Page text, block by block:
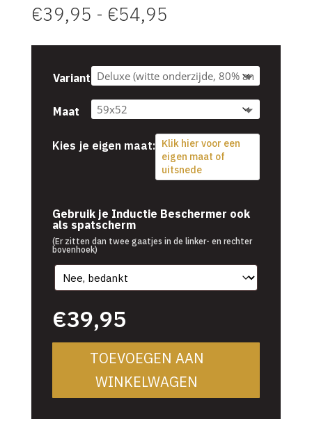
€39,95 - €54,95
€54,95
Variant
Maat
Kies je eigen maat: Klik hier voor een
eigen maat of
uitsnede
€39,95
Gebruik je Inductie Beschermer ook
als spatscherm
(Er zitten dan twee gaatjes in de linker- en rechter
bovenhoek)
€39,95
TOEVOEGEN AAN
WINKELWAGEN